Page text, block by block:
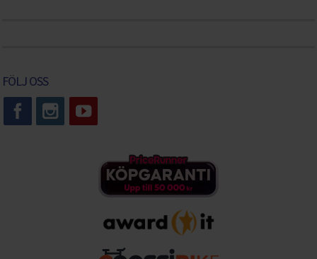
FÖLJ OSS